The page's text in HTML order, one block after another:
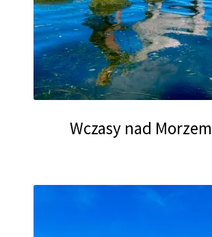
Wczasy nad Morzem